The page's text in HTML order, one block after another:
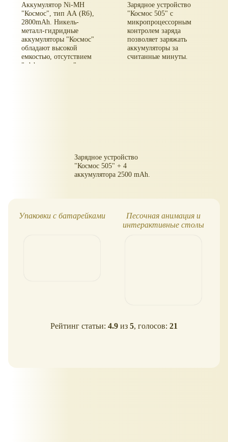
Аккумулятор Ni-MH
"Космос", тип АА (R6),
2800mAh. Никель-
металл-гидридные
аккумуляторы "Космос"
обладают высокой
емкостью, отсутствием
"эффекта памяти",
Зарядное устройство
"Космос 505" с
микропроцессорным
контролем заряда
позволяет заряжать
аккумуляторы за
считанные минуты.
Зарядное устройство
"Космос 505" + 4
аккумулятора 2500 mAh.
Упаковки с батарейками
Песочная анимация и
интерактивные столы
Рейтинг статьи: 4.9 из 5, голосов: 21